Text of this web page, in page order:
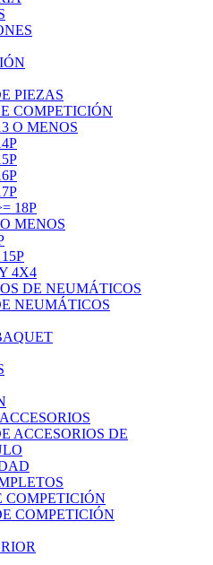
PIEZAS
COMPETICIÓN
O MENOS
18P
MENOS
4X4
DE NEUMÁTICOS
NEUMÁTICOS
ACCESORIOS DE
COMPETICIÓN
COMPETICIÓN